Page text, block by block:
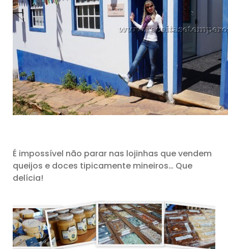
É impossível não parar nas lojinhas que vendem
queijos e doces tipicamente mineiros… Que
delícia!